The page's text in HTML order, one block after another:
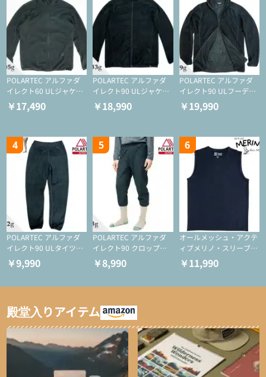
POLARTEC アルファダ
イレクト60 ULジャケッ
ト（登山/ミドルレイヤ
ー/化繊ジャケット）
￥17,490
POLARTEC アルファダ
イレクト90 ULジャケッ
ト（アクティブインサレ
ーション/ミドルレイヤ
￥18,990
POLARTEC アルファダ
イレクト90 ULフーディ
（アクティブインサレー
ション/ミドルレイヤー/
￥19,990
4
POLARTEC アルファダ
イレクト90 ULタイツ
（アクティブインサレー
ション/テント泊用パジ
￥9,990
5
POLARTEC アルファダ
イレクト90 クロップド
ULタイツ（アクティブ
インサレーション/テン
￥8,990
6
オールメッシュ・アクテ
ィブメリノ・スリーブレ
ス
￥11,990
殿堂入りアイテム